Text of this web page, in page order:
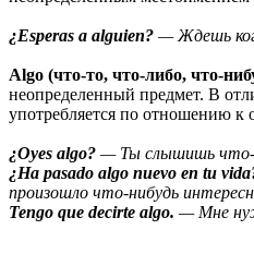
¿Esperas a alguien? — Ждешь
Algo (что-то, что-либо, что-
неопределенный предмет. В
употребляется по отношению
¿Oyes algo? — Ты слышишь что-
¿Ha pasado algo nuevo en tu
произошло что-нибудь
Tengo que decirte algo. — Мне